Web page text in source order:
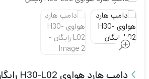
دامپ هارد هواوی H30-L02 رایگان